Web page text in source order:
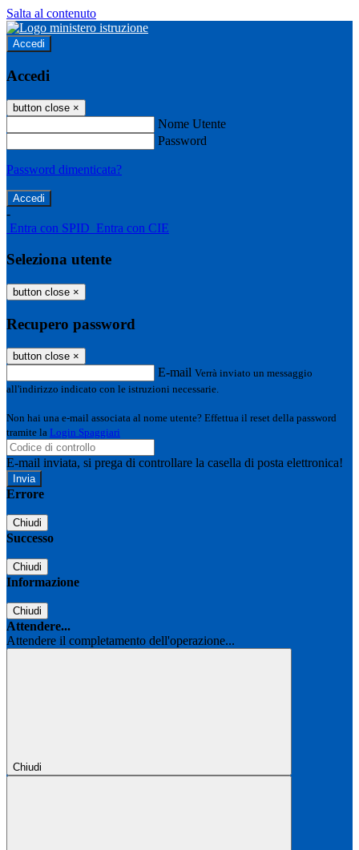
Salta al contenuto
Accedi
Accedi
button close ×
Nome Utente
Password
Password dimenticata?
-
Entra con SPID Entra con CIE
Seleziona utente
button close ×
Recupero password
button close ×
E-mail Verrà inviato un messaggio
all'indirizzo indicato con le istruzioni necessarie.
Non hai una e-mail associata al nome utente? Effettua il reset della password
tramite la Login Spaggiari
E-mail inviata, si prega di controllare la casella di posta elettronica!
Errore
Chiudi
Successo
Chiudi
Informazione
Chiudi
Attendere...
Attendere il completamento dell'operazione...
Chiudi